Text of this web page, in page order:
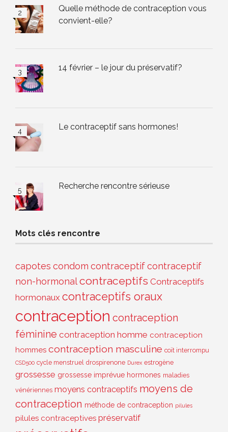
Quelle méthode de contraception vous
convient-elle?
14 février – le jour du préservatif?
Le contraceptif sans hormones!
Recherche rencontre sérieuse
Mots clés rencontre
capotes condom contraceptifcontraceptif
non-hormonalcontraceptifs Contraceptifs
hormonaux contraceptifs oraux
contraception contraception
féminine contraception homme contraception
hommes contraception masculine coït interrompu
CSD500 cycle menstruel drospirenone Durex estrogène
grossesse grossesse imprévue hormones maladies
vénériennes moyens contraceptifs moyens de
contraception méthode de contraception pilules
pilules contraceptives préservatif